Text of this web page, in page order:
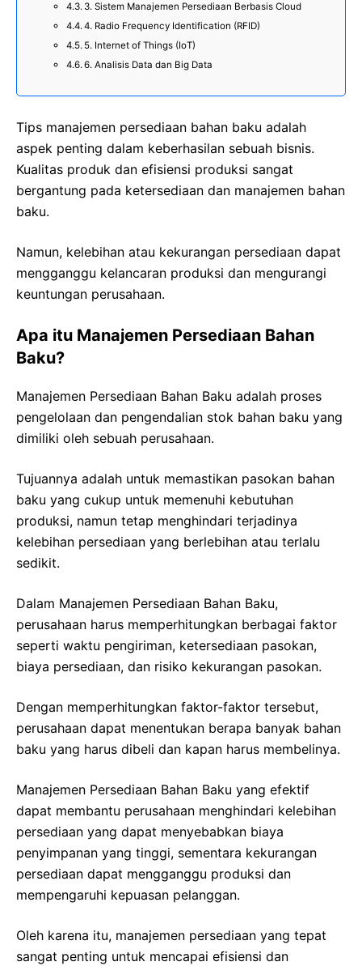
3. Sistem Manajemen Persediaan Berbasis Cloud
4. Radio Frequency Identification (RFID)
5. Internet of Things (IoT)
6. Analisis Data dan Big Data
Tips manajemen persediaan bahan baku adalah
aspek penting dalam keberhasilan sebuah bisnis.
Kualitas produk dan efisiensi produksi sangat
bergantung pada ketersediaan dan manajemen bahan
baku.
Namun, kelebihan atau kekurangan persediaan dapat
mengganggu kelancaran produksi dan mengurangi
keuntungan perusahaan.
Apa itu Manajemen Persediaan Bahan
Baku?
Manajemen Persediaan Bahan Baku adalah proses
pengelolaan dan pengendalian stok bahan baku yang
dimiliki oleh sebuah perusahaan.
Tujuannya adalah untuk memastikan pasokan bahan
baku yang cukup untuk memenuhi kebutuhan
produksi, namun tetap menghindari terjadinya
kelebihan persediaan yang berlebihan atau terlalu
sedikit.
Dalam Manajemen Persediaan Bahan Baku,
perusahaan harus memperhitungkan berbagai faktor
seperti waktu pengiriman, ketersediaan pasokan,
biaya persediaan, dan risiko kekurangan pasokan.
Dengan memperhitungkan faktor-faktor tersebut,
perusahaan dapat menentukan berapa banyak bahan
baku yang harus dibeli dan kapan harus membelinya.
Manajemen Persediaan Bahan Baku yang efektif
dapat membantu perusahaan menghindari kelebihan
persediaan yang dapat menyebabkan biaya
penyimpanan yang tinggi, sementara kekurangan
persediaan dapat mengganggu produksi dan
mempengaruhi kepuasan pelanggan.
Oleh karena itu, manajemen persediaan yang tepat
sangat penting untuk mencapai efisiensi dan